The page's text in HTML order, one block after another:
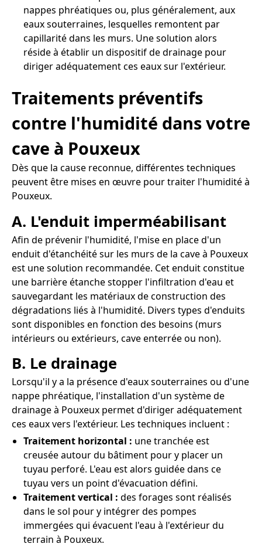
nappes phréatiques ou, plus généralement, aux
eaux souterraines, lesquelles remontent par
capillarité dans les murs. Une solution alors
réside à établir un dispositif de drainage pour
diriger adéquatement ces eaux sur l'extérieur.
Traitements préventifs
contre l'humidité dans votre
cave à Pouxeux
Dès que la cause reconnue, différentes techniques
peuvent être mises en œuvre pour traiter l'humidité à
Pouxeux.
A. L'enduit imperméabilisant
Afin de prévenir l'humidité, l'mise en place d'un
enduit d'étanchéité sur les murs de la cave à Pouxeux
est une solution recommandée. Cet enduit constitue
une barrière étanche stopper l'infiltration d'eau et
sauvegardant les matériaux de construction des
dégradations liés à l'humidité. Divers types d'enduits
sont disponibles en fonction des besoins (murs
intérieurs ou extérieurs, cave enterrée ou non).
B. Le drainage
Lorsqu'il y a la présence d'eaux souterraines ou d'une
nappe phréatique, l'installation d'un système de
drainage à Pouxeux permet d'diriger adéquatement
ces eaux vers l'extérieur. Les techniques incluent :
Traitement horizontal : une tranchée est
creusée autour du bâtiment pour y placer un
tuyau perforé. L'eau est alors guidée dans ce
tuyau vers un point d'évacuation défini.
Traitement vertical : des forages sont réalisés
dans le sol pour y intégrer des pompes
immergées qui évacuent l'eau à l'extérieur du
terrain à Pouxeux.